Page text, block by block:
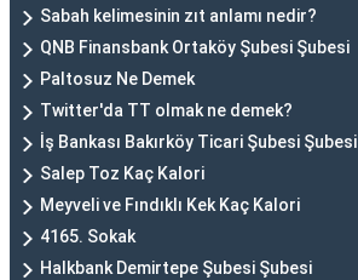
Sabah kelimesinin zıt anlamı nedir?
QNB Finansbank Ortaköy Şubesi Şubesi
Paltosuz Ne Demek
Twitter'da TT olmak ne demek?
İş Bankası Bakırköy Ticari Şubesi Şubesi
Salep Toz Kaç Kalori
Meyveli ve Fındıklı Kek Kaç Kalori
4165. Sokak
Halkbank Demirtepe Şubesi Şubesi